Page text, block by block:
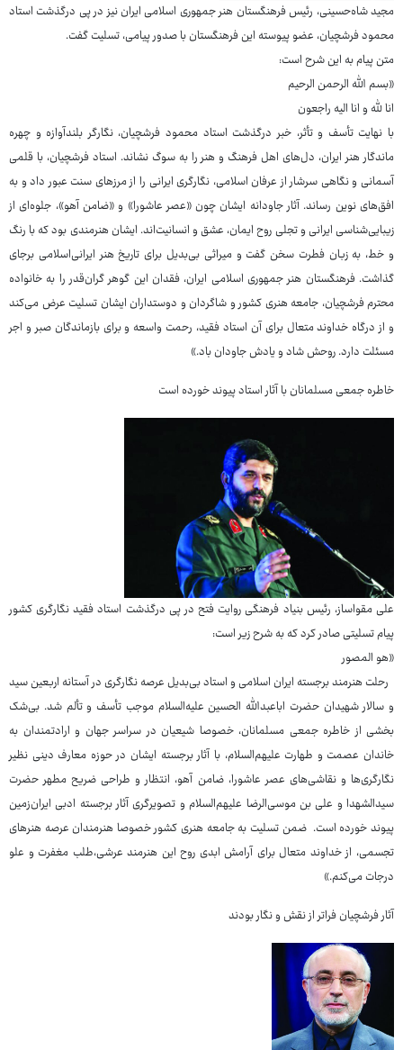
مجید شاه‌حسینی، رئیس فرهنگستان هنر جمهوری اسلامی ایران نیز در پی درگذشت استاد
محمود فرشچیان، عضو پیوسته این فرهنگستان با صدور پیامی، تسلیت گفت.
متن پیام به این شرح است:
«بسم الله الرحمن الرحیم
انا لله و انا الیه راجعون
با نهایت تأسف و تأثر، خبر درگذشت استاد محمود فرشچیان، نگارگر بلندآوازه و چهره
ماندگار هنر ایران، دل‌های اهل فرهنگ و هنر را به سوگ نشاند. استاد فرشچیان، با قلمی
آسمانی و نگاهی سرشار از عرفان اسلامی، نگارگری ایرانی را از مرزهای سنت عبور داد و به
افق‌های نوین رساند. آثار جاودانه ایشان چون «عصر عاشورا» و «ضامن آهو»، جلوه‌ای از
زیبایی‌شناسی ایرانی و تجلی روح ایمان، عشق و انسانیت‌اند. ایشان هنرمندی بود که با رنگ
و خط، به زبان فطرت سخن گفت و میراثی بی‌بدیل برای تاریخ هنر ایرانی‌اسلامی برجای
گذاشت. فرهنگستان هنر جمهوری اسلامی ایران، فقدان این گوهر گران‌قدر را به خانواده
محترم فرشچیان، جامعه هنری کشور و شاگردان و دوستداران ایشان تسلیت عرض می‌کند
و از درگاه خداوند متعال برای آن استاد فقید، رحمت واسعه و برای بازماندگان صبر و اجر
مسئلت دارد. روحش شاد و یادش جاودان باد.»
خاطره جمعی مسلمانان با آثار استاد پیوند خورده است
علی مقواساز، رئیس بنیاد فرهنگی روایت فتح در پی درگذشت استاد فقید نگارگری کشور
پیام تسلیتی صادر کرد که به شرح زیر است:
«هو المصور
رحلت هنرمند برجسته ایران اسلامی و استاد بی‌بدیل عرصه نگارگری در آستانه اربعین سید
و سالار شهیدان حضرت اباعبدالله الحسین علیه‌السلام موجب تأسف و تألم شد. بی‌شک
بخشی از خاطره جمعی مسلمانان، خصوصا شیعیان در سراسر جهان و ارادتمندان به
خاندان عصمت و طهارت علیهم‌السلام، با آثار برجسته ایشان در حوزه معارف دینی نظیر
نگارگری‌ها و نقاشی‌های عصر عاشورا، ضامن آهو، انتظار و طراحی ضریح مطهر حضرت
سیدالشهدا و علی بن موسی‌الرضا علیهم‌السلام و تصویرگری آثار برجسته ادبی ایران‌زمین
پیوند خورده است. ضمن تسلیت به جامعه هنری کشور خصوصا هنرمندان عرصه هنرهای
تجسمی، از خداوند متعال برای آرامش ابدی روح این هنرمند عرشی،طلب مغفرت و علو
درجات می‌کنم.»
آثار فرشچیان فراتر از نقش و نگار بودند